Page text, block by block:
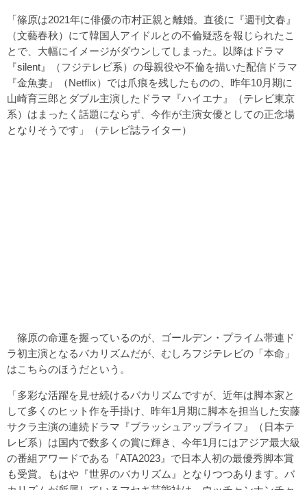
「篠原は2021年に俳優の市村正親と離婚。直後に『週刊文春』
（文藝春秋）にて韓国人アイドルとの不倫疑惑を報じられたこ
とで、大幅にイメージがダウンしてしまった。以降はドラマ
『silent』（フジテレビ系）の母親役や不倫を描いた配信ドラマ
『金魚妻』（Netflix）では爪痕を残したものの、昨年10月期に
山崎育三郎とダブル主演したドラマ『ハイエナ』（テレビ東京
系）はまったく話題にならず、今作が主演女優としての正念場
となりそうです」（テレビ誌ライター）
篠原の命運を握っているのが、ゴールデン・プライム帯連ド
ラ初主演となるバカリズムだが、むしろフジテレビの「本命」
はこちらのほうだという。
「多彩な活躍を見せ続けるバカリズムですが、近年は脚本家と
して多くのヒット作を手掛け、昨年1月期に脚本を担当した安藤
サクラ主演の連続ドラマ『ブラッシュアップライフ』（日本テ
レビ系）は国内で数多くの賞に輝き、今年1月にはアジア最大級
の番組アワードである『ATA2023』で日本人初の最優秀脚本賞
も受賞。もはや『世界のバカリズム』となりつつあります。バ